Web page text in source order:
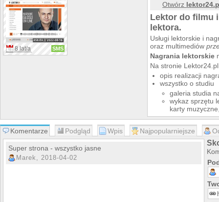
8 lat/a SMS
Otwórz
Lektor do filmu
lektora.
Usługi lektorskie i
oraz multimediów
Nagrania lektorskie
Na stronie
opis realizacji
wszystko o studiu
galeria studia
wykaz sprzętu
karty
Aktualny cennik
przez internet) do
Informacje jak
Nagrywam głos
Lektor do
sponsorskiego
Lektor do
Lektor do filmu
Przygotowanie
Komentarze Podgląd Wpis Najpopularniejsze
Super strona - wszystko jasne
Marek, 2018-04-02